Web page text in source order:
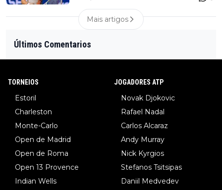
Mais artigos
Últimos Comentarios
TORNEIOS
Estoril
Charleston
Monte-Carlo
Open de Madrid
Open de Roma
Open 13 Provence
Indian Wells
JOGADORES ATP
Novak Djokovic
Rafael Nadal
Carlos Alcaraz
Andy Murray
Nick Kyrgios
Stefanos Tsitsipas
Daniil Medvedev